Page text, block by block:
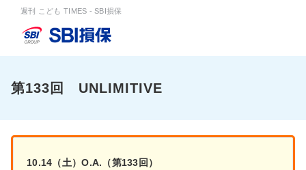
週刊 こども TIMES - SBI損保
第133回 UNLIMITIVE
10.14（土）O.A.（第133回）